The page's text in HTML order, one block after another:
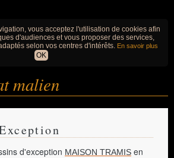
vous acceptez l'utilisation de cookies afin
d'audiences et vous proposer des services,
selon vos centres d'intérêts. En savoir plus
OK
malien
d'exception MAISON TRAMIS en